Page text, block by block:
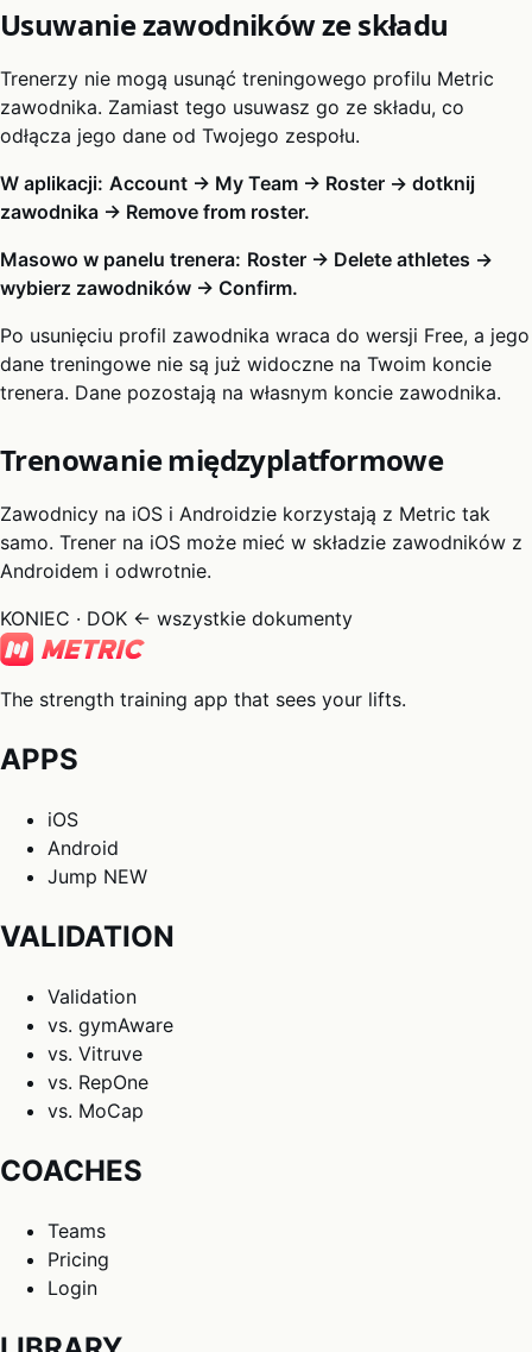
Usuwanie zawodników ze składu
Trenerzy nie mogą usunąć treningowego profilu Metric
zawodnika. Zamiast tego usuwasz go ze składu, co
odłącza jego dane od Twojego zespołu.
W aplikacji: Account → My Team → Roster → dotknij
zawodnika → Remove from roster.
Masowo w panelu trenera: Roster → Delete athletes →
wybierz zawodników → Confirm.
Po usunięciu profil zawodnika wraca do wersji Free, a jego
dane treningowe nie są już widoczne na Twoim koncie
trenera. Dane pozostają na własnym koncie zawodnika.
Trenowanie międzyplatformowe
Zawodnicy na iOS i Androidzie korzystają z Metric tak
samo. Trener na iOS może mieć w składzie zawodników z
Androidem i odwrotnie.
KONIEC · DOK ← wszystkie dokumenty
The strength training app that sees your lifts.
APPS
iOS
Android
Jump NEW
VALIDATION
Validation
vs. gymAware
vs. Vitruve
vs. RepOne
vs. MoCap
COACHES
Teams
Pricing
Login